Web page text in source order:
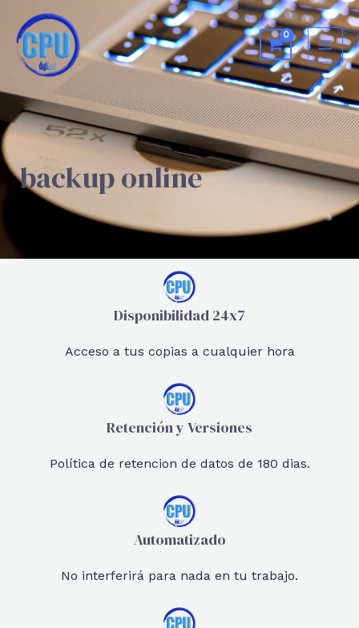
backup online
Disponibilidad 24x7
Acceso a tus copias a cualquier hora
Retención y Versiones
Política de retencion de datos de 180 dias.
Automatizado
No interferirá para nada en tu trabajo.